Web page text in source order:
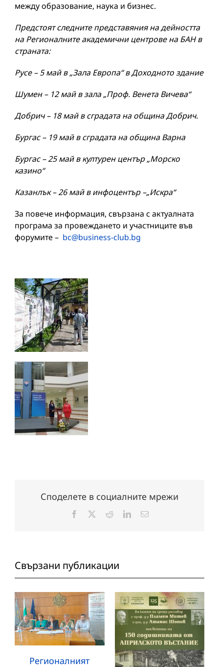
между образование, наука и бизнес.
Предстоят следните представяния на дейността
на Регионалните академични центрове на БАН в
страната:
Русе – 5 май в „Зала Европа“ в Доходното здание
Шумен – 12 май в зала „Проф. Венета Вичева“
Добрич – 18 май в сградата на община Добрич.
Бургас – 19 май в сградата на община Варна
Бургас – 25 май в културен център „Морско
казино“
Казанлък – 26 май в инфоцентър –„Искра“
За повече информация, свързана с актуалната
програма за провеждането и участниците във
форумите – bc@business-club.bg
Споделете в социалните мрежи
Facebook RedditLinkedInЕлектронна
Свързани публикации
Регионалният